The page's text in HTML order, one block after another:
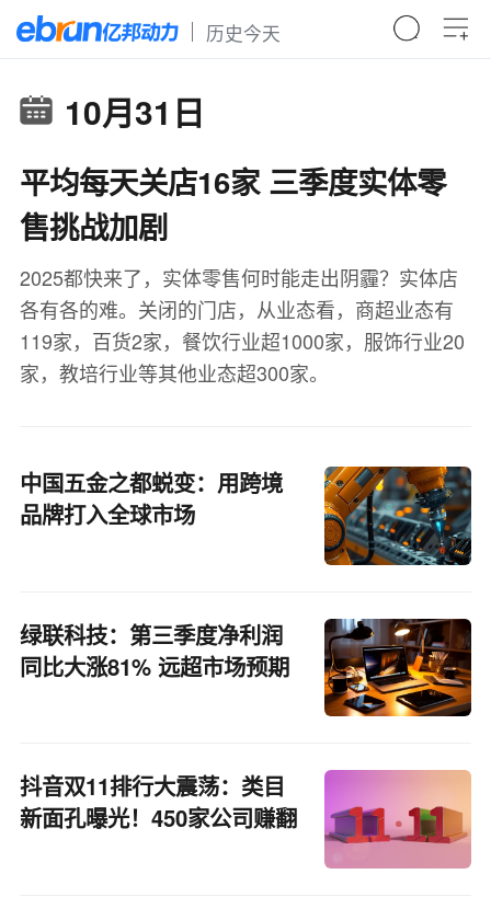
历史今天
10月31日
平均每天关店16家 三季度实体零
售挑战加剧
2025都快来了，实体零售何时能走出阴霾？实体店
各有各的难。关闭的门店，从业态看，商超业态有
119家，百货2家，餐饮行业超1000家，服饰行业20
家，教培行业等其他业态超300家。
中国五金之都蜕变：用跨境
品牌打入全球市场
绿联科技：第三季度净利润
同比大涨81% 远超市场预期
抖音双11排行大震荡：类目
新面孔曝光！450家公司赚翻